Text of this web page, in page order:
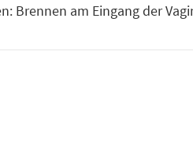
Brennen am Eingang der